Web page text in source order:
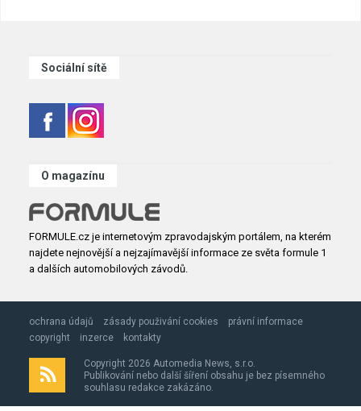
Sociální sítě
O magazínu
FORMULE.cz je internetovým zpravodajským portálem, na kterém
najdete nejnovější a nejzajímavější informace ze světa formule 1
a dalších automobilových závodů.
ochrana údajů zásady použivání cookies
právní informace
copyright
inzerce kontakty
Copyright 2026 Automedia News, s.r.o.
Publikování nebo další šíření obsahu je bez písemného
souhlasu redakce zakázáno.